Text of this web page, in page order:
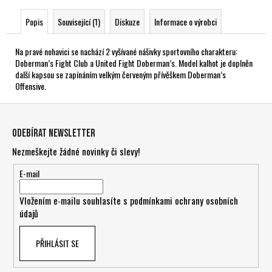
Popis Související (1) Diskuze Informace o výrobci
Na pravé nohavici se nachází 2 vyšívané nášivky sportovního charakteru:
Doberman’s Fight Club a United Fight Doberman’s. Model kalhot je doplněn
další kapsou se zapínáním velkým červeným přívěškem Doberman’s
Offensive.
Odebírat newsletter
Nezmeškejte žádné novinky či slevy!
E-mail
Vložením e-mailu souhlasíte s podmínkami ochrany osobních
údajů
PŘIHLÁSIT SE